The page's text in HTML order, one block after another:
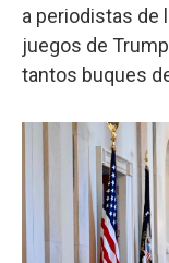
a periodistas de
juegos de
tantos buques